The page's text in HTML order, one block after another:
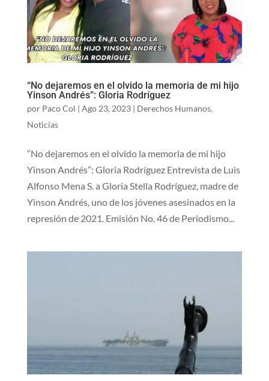
“No dejaremos en el olvido la memoria de mi hijo
Yinson Andrés”: Gloria Rodríguez
por Paco Col | Ago 23, 2023| Derechos Humanos,
Noticias
“No dejaremos en el olvido la memoria de mi hijo
Yinson Andrés”: Gloria Rodríguez Entrevista de Luis
Alfonso Mena S. a Gloria Stella Rodríguez, madre de
Yinson Andrés, uno de los jóvenes asesinados en la
represión de 2021. Emisión No. 46 de Periodismo...